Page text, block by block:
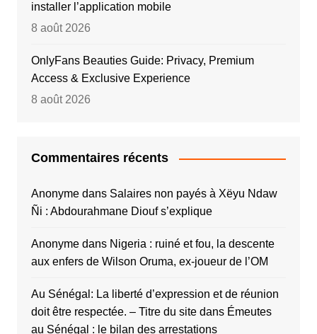
installer l’application mobile
8 août 2026
OnlyFans Beauties Guide: Privacy, Premium
Access & Exclusive Experience
8 août 2026
Commentaires récents
Anonymedans Salaires non payés à Xëyu Ndaw
Ñi : Abdourahmane Diouf s’explique
Anonymedans Nigeria : ruiné et fou, la descente
aux enfers de Wilson Oruma, ex-joueur de l’OM
Au Sénégal: La liberté d’expression et de réunion
doit être respectée. – Titre du sitedans Émeutes
au Sénégal : le bilan des arrestations